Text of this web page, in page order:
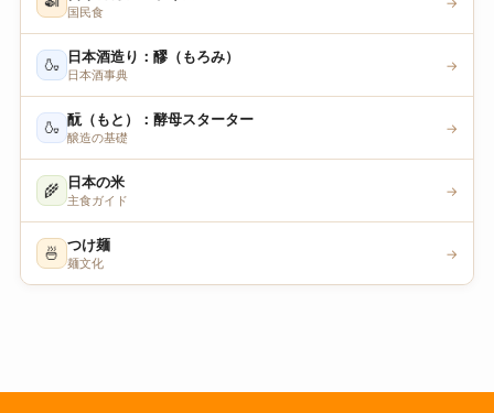
国民食
🍶 日本酒造り：醪（もろみ）
日本酒事典
→
🍶 酛（もと）：酵母スターター
醸造の基礎
→
🌾 日本の米
主食ガイド
→
🍜 つけ麺
麺文化
→